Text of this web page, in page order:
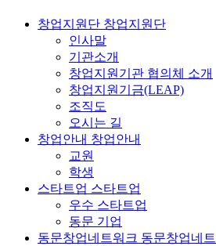
창업지원단 창업지원단
인사말
기관소개
창업지원기관 협의체 소개
창업지원기금(LEAP)
조직도
오시는 길
창업안내 창업안내
교원
학생
스타트업 스타트업
우수 스타트업
동문 기업
동문창업네트워크 동문창업네